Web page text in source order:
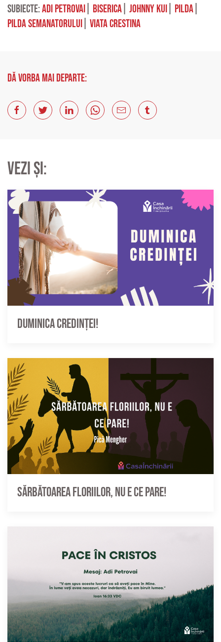
Subiecte:adi petrovai biserica johnny kui pilda
pilda semanatorului viata crestina
Dă vorba mai departe:
Vezi și:
Duminica credinței!
Sărbătoarea Floriilor, nu e ce pare!